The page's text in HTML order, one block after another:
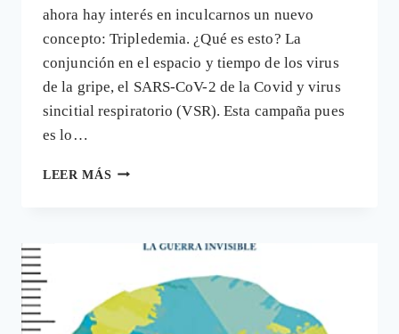
ahora hay interés en inculcarnos un nuevo
concepto: Tripledemia. ¿Qué es esto? La
conjunción en el espacio y tiempo de los virus
de la gripe, el SARS-CoV-2 de la Covid y virus
sincitial respiratorio (VSR). Esta campaña pues
es lo…
LEER MÁS TRIPLEDEMIA,
MIEDO
CESA